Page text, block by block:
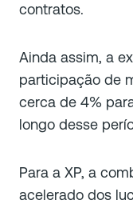
contratos.
Ainda assim, a
participação de
cerca de 4%
longo desse
Para a XP, a
acelerado dos